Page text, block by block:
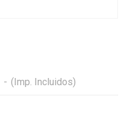
- (Imp. Incluidos)